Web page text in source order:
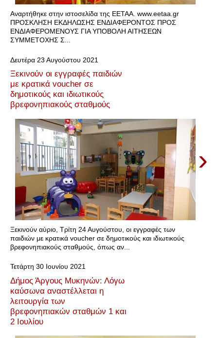
Αναρτήθηκε στην ιστοσελίδα της ΕΕΤΑΑ. www.eetaa.gr
ΠΡΟΣΚΛΗΣΗ ΕΚΔΗΛΩΣΗΣ ΕΝΔΙΑΦΕΡΟΝΤΟΣ ΠΡΟΣ
ΕΝΔΙΑΦΕΡΟΜΕΝΟΥΣ ΓΙΑ ΥΠΟΒΟΛΗ ΑΙΤΗΣΕΩΝ
ΣΥΜΜΕΤΟΧΗΣ Σ...
Δευτέρα 23 Αυγούστου 2021
Ξεκινούν οι εγγραφές παιδιών
με κρατικά voucher σε
δημοτικούς και ιδιωτικούς
βρεφονηπιακούς σταθμούς
›
Ξεκινούν αύριο, Τρίτη 24 Αυγούστου, οι εγγραφές των
παιδιών με κρατικά voucher σε δημοτικούς και ιδιωτικούς
βρεφονηπιακούς σταθμούς, όπως αν...
Τετάρτη 30 Ιουνίου 2021
Δήμος Άργους Μυκηνών: Λόγω
καύσωνα αναστέλλεται η
λειτουργία των
βρεφονηπιακών σταθμών 1 και
2 Ιουλίου